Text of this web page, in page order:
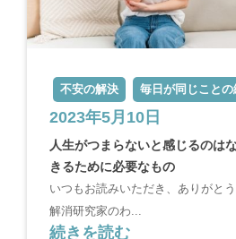
不安の解決 毎日が同じことの
2023年5月10日
人生がつまらないと感じるのは
きるために必要なもの
いつもお読みいただき、ありがと
解消研究家のわ...
続きを読む